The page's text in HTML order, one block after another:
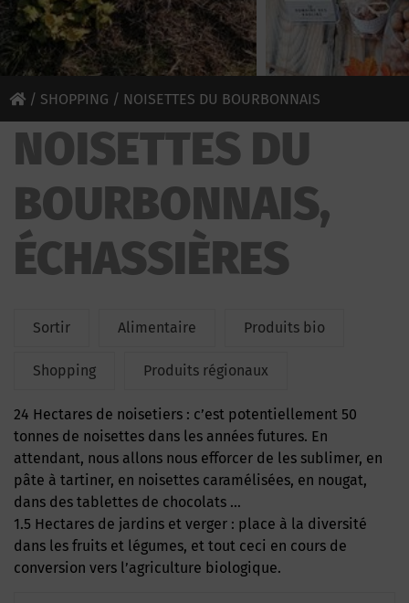
/ SHOPPING / NOISETTES DU BOURBONNAIS
NOISETTES DU
BOURBONNAIS,
ÉCHASSIÈRES
Sortir Alimentaire Produits bio
Shopping Produits régionaux
24 Hectares de noisetiers : c’est potentiellement 50
tonnes de noisettes dans les années futures. En
attendant, nous allons nous efforcer de les sublimer, en
pâte à tartiner, en noisettes caramélisées, en nougat,
dans des tablettes de chocolats …
1.5 Hectares de jardins et verger : place à la diversité
dans les fruits et légumes, et tout ceci en cours de
conversion vers l’agriculture biologique.